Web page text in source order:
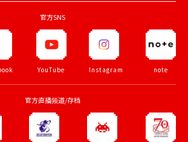
官方SNS
YouTube Instagram note
官方直播频道/存档